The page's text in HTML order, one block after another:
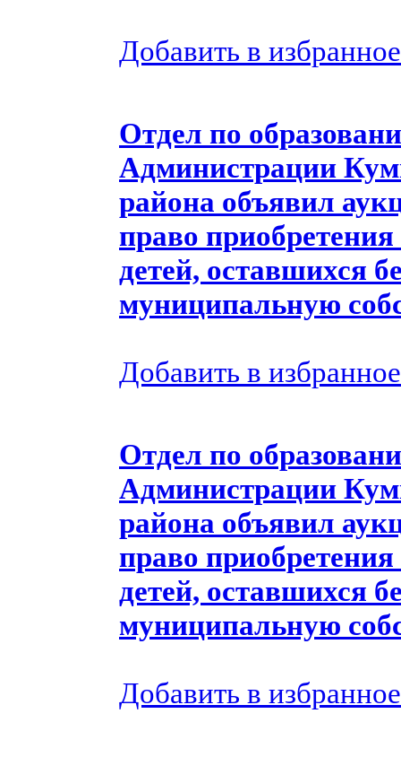
Добавить в избранное
Отдел по
Администрации
района объявил
право
детей, оставшихся
муниципальную
Добавить в избранное
Отдел по
Администрации
района объявил
право
детей, оставшихся
муниципальную
Добавить в избранное